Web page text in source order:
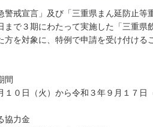
戒宣言」及び「三重県まん延防止等
まで３期にわたって実施した「三重
方を対象に、特例で申請を受け付け
間
０日（火）から令和３年９月１７日
協力金